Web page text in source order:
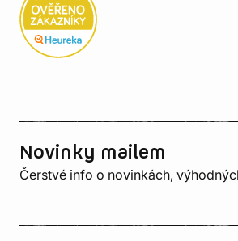
Novinky mailem
Čerstvé info o novinkách,